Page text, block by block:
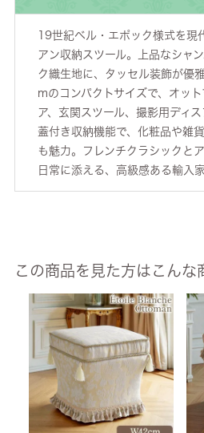
19世紀ベル・エポック様式を現
アン収納スツール。上品なシャ
ク織生地に、タッセル装飾が優
mのコンパクトサイズで、オッ
ア、玄関スツール、撮影用ディス
蓋付き収納機能で、化粧品や雑
も魅力。フレンチクラシックと
日常に添える、高級感ある輸入家
この商品を見た方はこんな